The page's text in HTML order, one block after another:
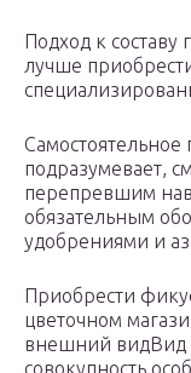
Подход к
лучше
Самостоятельное
подразумевает,
перепревшим
обязательным
удобрениями и
Приобрести
цветочном
внешний видВид
совокупность